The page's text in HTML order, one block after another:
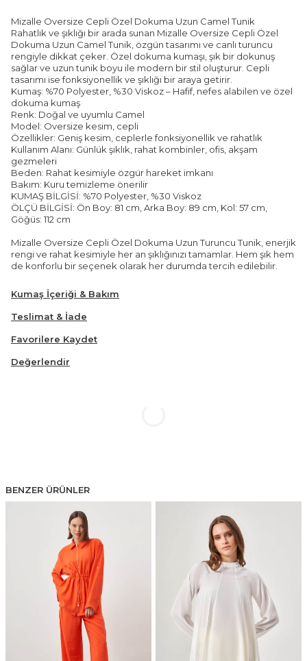
Mizalle Oversize Cepli Özel Dokuma Uzun Camel Tunik
Rahatlık ve şıklığı bir arada sunan Mizalle Oversize Cepli Özel
Dokuma Uzun Camel Tunik, özgün tasarımı ve canlı turuncu
rengiyle dikkat çeker. Özel dokuma kumaşı, şık bir dokunuş
sağlar ve uzun tunik boyu ile modern bir stil oluşturur. Cepli
tasarımı ise fonksiyonellik ve şıklığı bir araya getirir.
Kumaş: %70 Polyester, %30 Viskoz – Hafif, nefes alabilen ve özel
dokuma kumaş
Renk: Doğal ve uyumlu Camel
Model: Oversize kesim, cepli
Özellikler: Geniş kesim, ceplerle fonksiyonellik ve rahatlık
Kullanım Alanı: Günlük şıklık, rahat kombinler, ofis, akşam
gezmeleri
Beden: Rahat kesimiyle özgür hareket imkanı
Bakım: Kuru temizleme önerilir
KUMAŞ BİLGİSİ: %70 Polyester, %30 Viskoz
ÖLÇÜ BİLGİSİ: Ön Boy: 81 cm, Arka Boy: 89 cm, Kol: 57 cm,
Göğüs: 112 cm
Mizalle Oversize Cepli Özel Dokuma Uzun Turuncu Tunik, enerjik
rengi ve rahat kesimiyle her an şıklığınızı tamamlar. Hem şık hem
de konforlu bir seçenek olarak her durumda tercih edilebilir.
Kumaş İçeriği & Bakım
Teslimat & İade
Favorilere Kaydet
Değerlendir
BENZER ÜRÜNLER